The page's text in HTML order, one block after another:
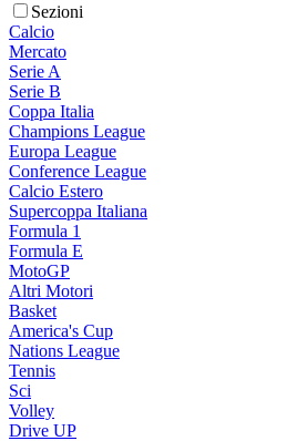
Sezioni
Calcio
Mercato
Serie A
Serie B
Coppa Italia
Champions League
Europa League
Conference League
Calcio Estero
Supercoppa Italiana
Formula 1
Formula E
MotoGP
Altri Motori
Basket
America's Cup
Nations League
Tennis
Sci
Volley
Drive UP